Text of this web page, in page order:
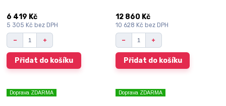
6 419 Kč
5 305 Kč bez DPH
Přidat do košíku
12 860 Kč
10 628 Kč bez DPH
Přidat do košíku
Doprava ZDARMA Doprava ZDARMA